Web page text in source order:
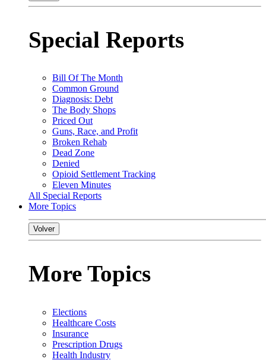
Special Reports
Bill Of The Month
Common Ground
Diagnosis: Debt
The Body Shops
Priced Out
Guns, Race, and Profit
Broken Rehab
Dead Zone
Denied
Opioid Settlement Tracking
Eleven Minutes
All Special Reports
More Topics
Volver
More Topics
Elections
Healthcare Costs
Insurance
Prescription Drugs
Health Industry